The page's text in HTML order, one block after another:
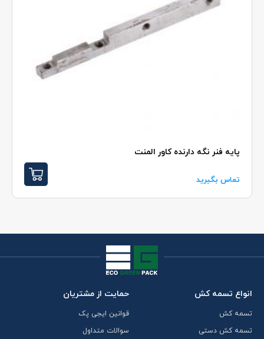
پايه فنر نگه دارنده کاور المنت
تماس بگیرید
انواع تسمه کش
تسمه کش
تسمه کش دستی
حمایت از مشتریان
قوانین ایجی پک
سوالات متداول